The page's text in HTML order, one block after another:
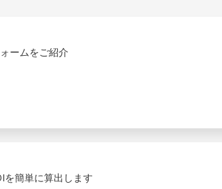
ームをご紹介
を簡単に算出します